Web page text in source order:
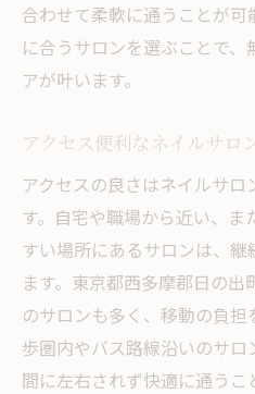
合わせて柔軟に通うことが
に合うサロンを選ぶことで
アが叶います。
アクセス便利なネイルサロ
アクセスの良さはネイルサ
す。自宅や職場から近い、
すい場所にあるサロンは、
ます。東京都西多摩郡日の
のサロンも多く、移動の負
歩圏内やバス路線沿いのサ
間に左右されず快適に通う